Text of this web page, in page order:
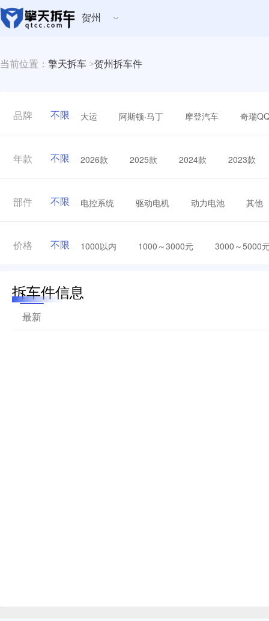
贺州
当前位置： 擎天拆车 >贺州拆车件
品牌 不限 大运 阿斯顿·马丁 摩登汽车 奇瑞
年款 不限 2026款 2025款 2024款 2023款
部件 不限 电控系统 驱动电机 动力电池 其他
价格 不限 1000以内 1000～3000元 3000～5000
拆车件信息
最新